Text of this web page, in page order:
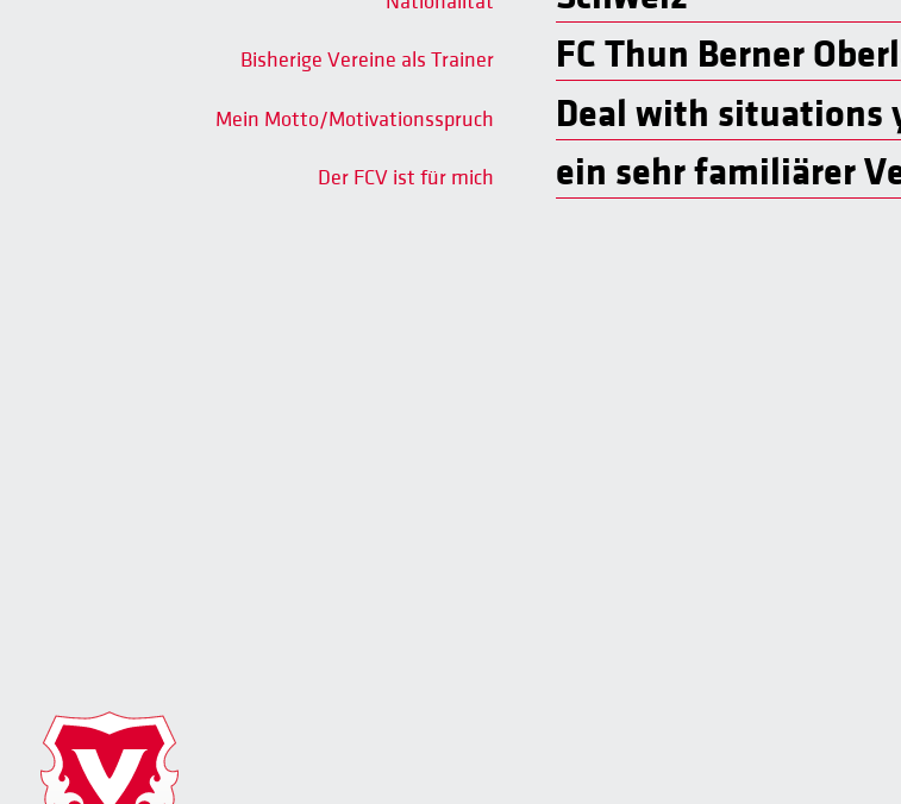
Bisherige Vereine als Trainer FC Thun Berner
Mein Motto/Motivationsspruch Deal with situations
Der FCV ist für mich ein sehr familiärer